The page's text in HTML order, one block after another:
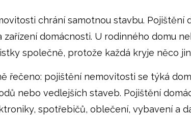
chrání samotnou stavbu. Pojištění
zařízení domácnosti. U rodinného domu
společně, protože každá kryje něco
řečeno: pojištění nemovitosti se týká
nebo vedlejších staveb. Pojištění
spotřebičů, oblečení, vybavení a